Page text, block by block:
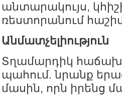
անտարակույս,
ռեստորանում
Անմատչելիություն
Տղամարդիկ հաճախ
պահում. նրանք
մասին, որն իրենց